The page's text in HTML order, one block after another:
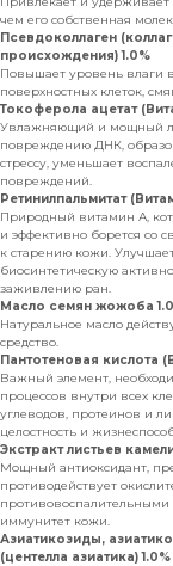
чем его собственная
Псевдоколлаген
происхождения) 1.0%
Повышает уровень влаги
поверхностных клеток,
Токоферола ацетат
Увлажняющий и мощный
повреждению ДНК,
стрессу, уменьшает
повреждений.
Ретинилпальмитат
Природный витамин А,
и эффективно борется со
к старению кожи.
биосинтетическую
заживлению ран.
Масло семян жожоба
Натуральное масло
средство.
Пантотеновая кислота
Важный элемент,
процессов внутри всех
углеводов, протеинов и
целостность и
Экстракт листьев
Мощный антиоксидант,
противодействует
противовоспалительными
иммунитет кожи.
Азиатикозиды,
(центелла азиатика) 1.0%